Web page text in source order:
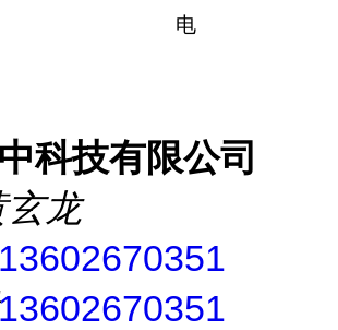
电
科技有限公司
玄龙
13602670351